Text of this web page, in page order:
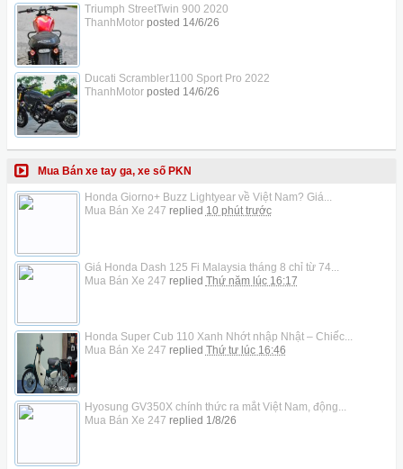
Triumph StreetTwin 900 2020
ThanhMotorposted 14/6/26
Ducati Scrambler1100 Sport Pro 2022
ThanhMotorposted 14/6/26
Mua Bán xe tay ga, xe số PKN
Honda Giorno+ Buzz Lightyear về Việt Nam? Giá...
Mua Bán Xe 247 replied 10 phút trước
Giá Honda Dash 125 Fi Malaysia tháng 8 chỉ từ 74...
Mua Bán Xe 247 replied Thứ năm lúc 16:17
Honda Super Cub 110 Xanh Nhớt nhập Nhật – Chiếc...
Mua Bán Xe 247 replied Thứ tư lúc 16:46
Hyosung GV350X chính thức ra mắt Việt Nam, động...
Mua Bán Xe 247 replied 1/8/26